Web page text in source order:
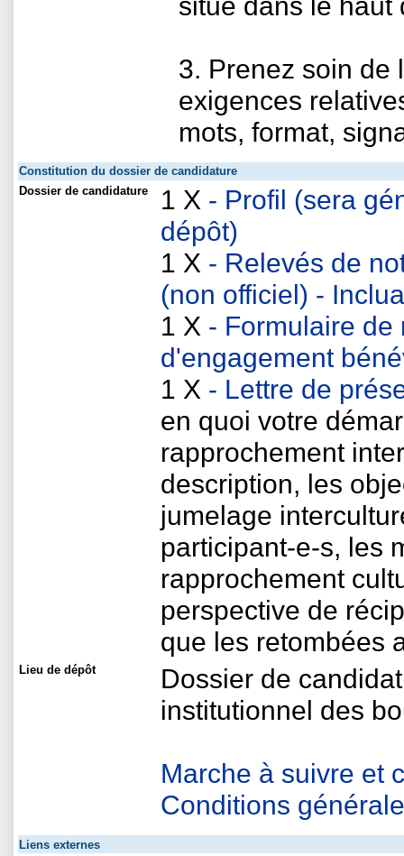
3. Prenez soin de
exigences
mots, format,
Constitution du dossier de candidature
Dossier de candidature
1 X - Profil (sera
dépôt)
1 X - Relevés de
(non officiel) -
1 X - Formulaire de
d'engagement
1 X - Lettre de
en quoi votre
rapprochement
description, les
jumelage
participant-e-s, les
rapprochement
perspective de
que les retombées
Lieu de dépôt
Dossier de
institutionnel des
Marche à suivre et
Conditions
Liens externes